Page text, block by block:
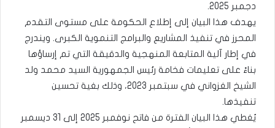
دجمبر 2025.
يهدف هذا البيان إلى إطلاع الحكومة على مستوى التقدم
المحرز في تنفيذ المشاريع والبرامج التنموية الكبرى. ويندرج
في إطار آلية المتابعة المنهجية والدقيقة التي تم إرساؤها
بناءً على تعليمات فخامة رئيس الجمهورية السيد محمد ولد
الشيخ الغزواني في سبتمبر 2023، وذلك بغية تحسين
تنفيذها.
يُغطي هذا البيان الفترة من فاتح نوفمبر 2025 إلى 31 ديسمبر